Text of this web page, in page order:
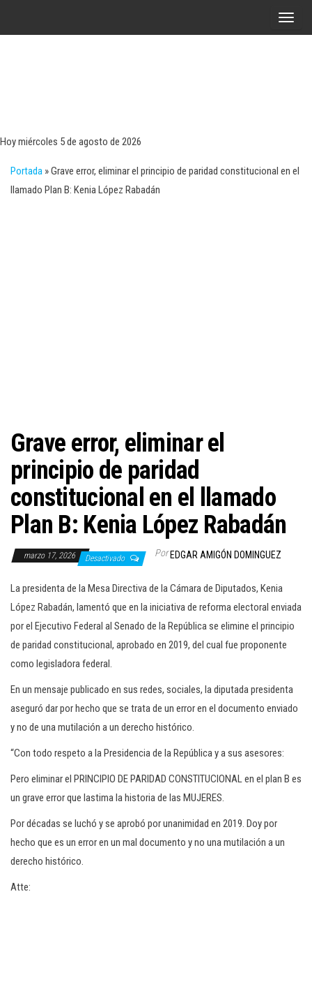
A
l
Hoy miércoles 5 de agosto de 2026
Portada »Grave error, eliminar el principio de paridad constitucional en el
llamado Plan B: Kenia López Rabadán
Grave error, eliminar el
principio de paridad
constitucional en el llamado
Plan B: Kenia López Rabadán
marzo 17, 2026 Desactivado Por EDGAR AMIGÓN DOMINGUEZ
La presidenta de la Mesa Directiva de la Cámara de Diputados, Kenia
López Rabadán, lamentó que en la iniciativa de reforma electoral enviada
por el Ejecutivo Federal al Senado de la República se elimine el principio
de paridad constitucional, aprobado en 2019, del cual fue proponente
como legisladora federal.
En un mensaje publicado en sus redes, sociales, la diputada presidenta
aseguró dar por hecho que se trata de un error en el documento enviado
y no de una mutilación a un derecho histórico.
“Con todo respeto a la Presidencia de la República y a sus asesores:
Pero eliminar el PRINCIPIO DE PARIDAD CONSTITUCIONAL en el plan B es
un grave error que lastima la historia de las MUJERES.
Por décadas se luchó y se aprobó por unanimidad en 2019. Doy por
hecho que es un error en un mal documento y no una mutilación a un
derecho histórico.
Atte: